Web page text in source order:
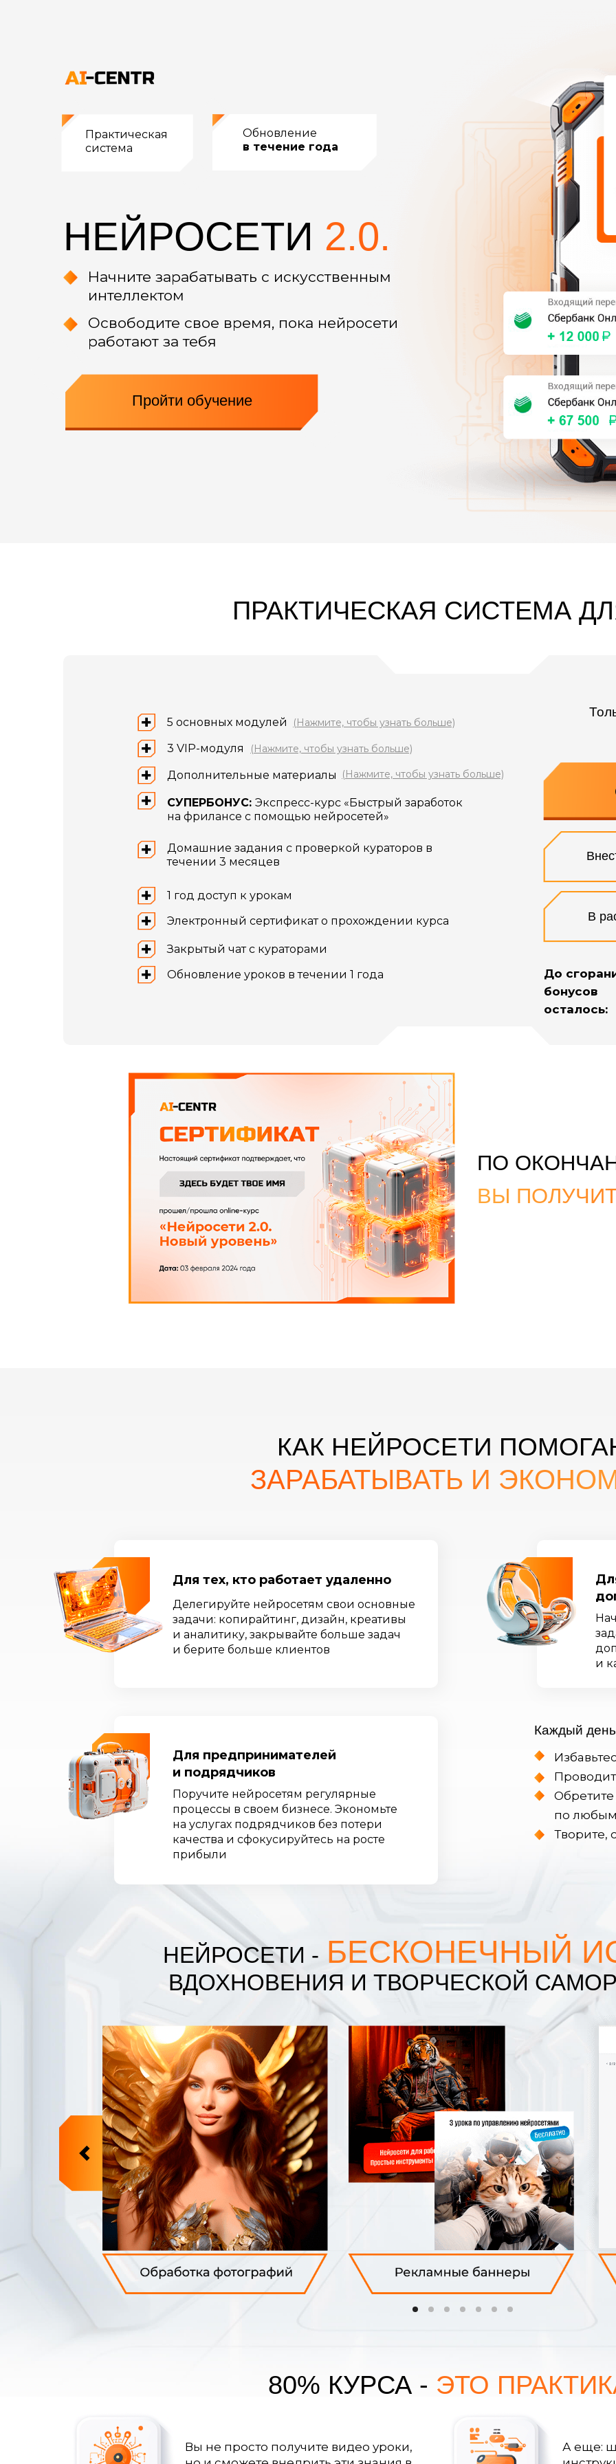
НЕЙРОСЕТИ 2.0.
Начните зарабатывать с искусственным
интеллектом
Освободите свое время, пока нейросети
работают за тебя
Практическая
система
Обновление
в течение года
Пройти обучение
ПРАКТИЧЕСКАЯ СИСТЕМА
СУПЕРБОНУС: Экспресс-курс «Быстрый заработок
на фрилансе с помощью нейросетей»
Домашние задания с проверкой кураторов в
течении 3 месяцев
1 год доступ к урокам
Электронный сертификат о прохождении курса
Закрытый чат с кураторами
Обновление уроков в течении 1 года
В
ПО
ВЫ
3 VIP-модуля (Нажмите, чтобы узнать больше)
Дополнительные материалы (Нажмите, чтобы узнать больше)
5 основных модулей (Нажмите, чтобы узнать больше)
До
бонусов
осталось:
КАК НЕЙРОСЕТИ
Для тех, кто работает удаленно
Делегируйте нейросетям свои основные
задачи: копирайтинг, дизайн, креативы
и аналитику, закрывайте больше задач
и берите больше клиентов
ЗАРАБАТЫВАТЬ И
и
Для предпринимателей
и подрядчиков
Поручите нейросетям регулярные
процессы в своем бизнесе. Экономьте
на услугах подрядчиков без потери
качества и сфокусируйтесь на росте
прибыли
Каждый день
80% КУРСА - ЭТО
НЕЙРОСЕТИ - БЕСКОНЕЧНЫЙ
ВДОХНОВЕНИЯ И ТВОРЧЕСКОЙ
Обретите
по любым
Творите,
Вы не просто получите видео уроки,
А еще: